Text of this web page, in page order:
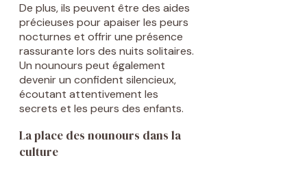
De plus, ils peuvent être des aides
précieuses pour apaiser les peurs
nocturnes et offrir une présence
rassurante lors des nuits solitaires.
Un nounours peut également
devenir un confident silencieux,
écoutant attentivement les
secrets et les peurs des enfants.
La place des nounours dans la
culture